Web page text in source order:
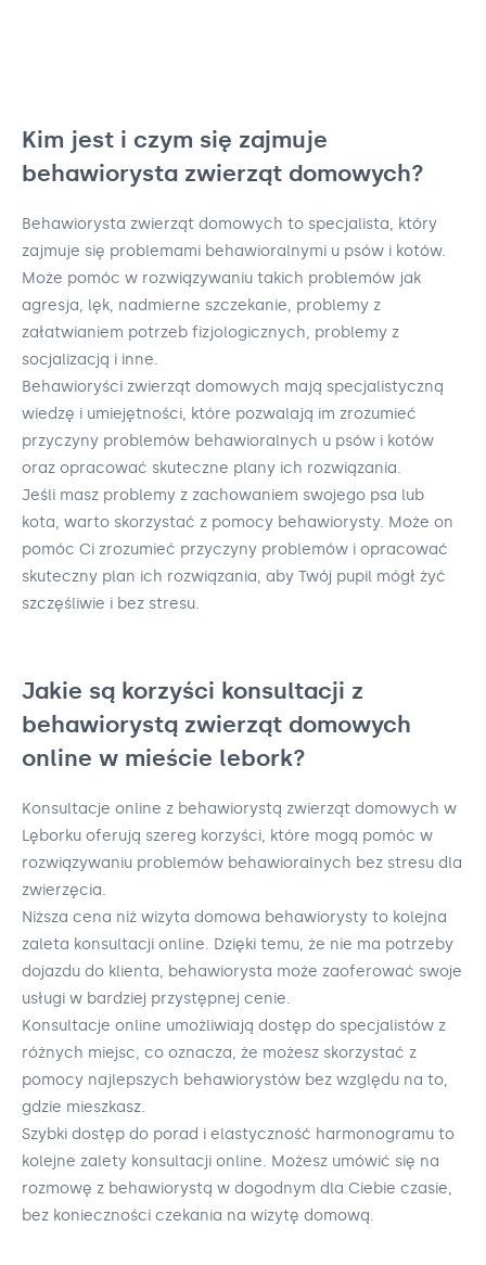
Kim jest i czym się zajmuje
behawiorysta zwierząt domowych?
Behawiorysta zwierząt domowych to specjalista, który
zajmuje się problemami behawioralnymi u psów i kotów.
Może pomóc w rozwiązywaniu takich problemów jak
agresja, lęk, nadmierne szczekanie, problemy z
załatwianiem potrzeb fizjologicznych, problemy z
socjalizacją i inne.
Behawioryści zwierząt domowych mają specjalistyczną
wiedzę i umiejętności, które pozwalają im zrozumieć
przyczyny problemów behawioralnych u psów i kotów
oraz opracować skuteczne plany ich rozwiązania.
Jeśli masz problemy z zachowaniem swojego psa lub
kota, warto skorzystać z pomocy behawiorysty. Może on
pomóc Ci zrozumieć przyczyny problemów i opracować
skuteczny plan ich rozwiązania, aby Twój pupil mógł żyć
szczęśliwie i bez stresu.
Jakie są korzyści konsultacji z
behawiorystą zwierząt domowych
online w mieście lebork?
Konsultacje online z behawiorystą zwierząt domowych w
Lęborku oferują szereg korzyści, które mogą pomóc w
rozwiązywaniu problemów behawioralnych bez stresu dla
zwierzęcia.
Niższa cena niż wizyta domowa behawiorysty to kolejna
zaleta konsultacji online. Dzięki temu, że nie ma potrzeby
dojazdu do klienta, behawiorysta może zaoferować swoje
usługi w bardziej przystępnej cenie.
Konsultacje online umożliwiają dostęp do specjalistów z
różnych miejsc, co oznacza, że możesz skorzystać z
pomocy najlepszych behawiorystów bez względu na to,
gdzie mieszkasz.
Szybki dostęp do porad i elastyczność harmonogramu to
kolejne zalety konsultacji online. Możesz umówić się na
rozmowę z behawiorystą w dogodnym dla Ciebie czasie,
bez konieczności czekania na wizytę domową.